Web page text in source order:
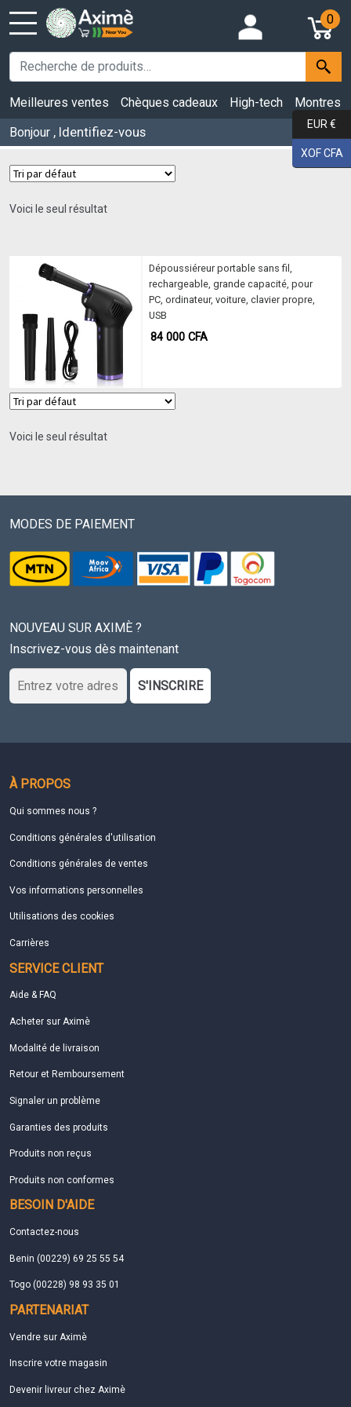
0
Meilleures ventes Chèques cadeaux High-tech
Montres
Bonjour , Identifiez-vous
Voici le seul résultat
Dépoussiéreur portable sans fil,
rechargeable, grande capacité, pour
PC, ordinateur, voiture, clavier propre,
USB
84 000 CFA
Voici le seul résultat
MODES DE PAIEMENT
NOUVEAU SUR AXIMÈ ?
Inscrivez-vous dès maintenant
S'INSCRIRE
À PROPOS
Qui sommes nous ?
Conditions générales d'utilisation
Conditions générales de ventes
Vos informations personnelles
Utilisations des cookies
Carrières
SERVICE CLIENT
Aide & FAQ
Acheter sur Aximè
Modalité de livraison
Retour et Remboursement
Signaler un problème
Garanties des produits
Produits non reçus
Produits non conformes
BESOIN D'AIDE
Contactez-nous
Benin (00229) 69 25 55 54
Togo (00228) 98 93 35 01
PARTENARIAT
Vendre sur Aximè
Inscrire votre magasin
Devenir livreur chez Aximè
EUR €
XOF CFA